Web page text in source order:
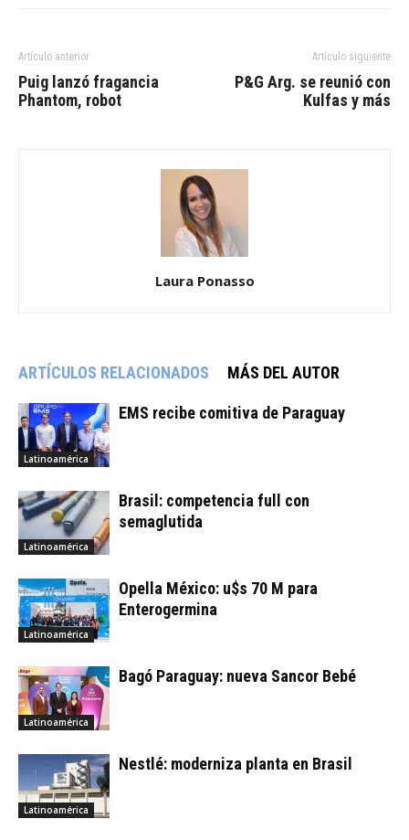
Artículo anterior
Puig lanzó fragancia
Phantom, robot
Artículo siguiente
P&G Arg. se reunió con
Kulfas y más
Laura Ponasso
ARTÍCULOS RELACIONADOS MÁS DEL AUTOR
Latinoamérica
EMS recibe comitiva de Paraguay
Latinoamérica
Brasil: competencia full con
semaglutida
Latinoamérica
Opella México: u$s 70 M para
Enterogermina
Latinoamérica
Bagó Paraguay: nueva Sancor Bebé
Latinoamérica
Nestlé: moderniza planta en Brasil